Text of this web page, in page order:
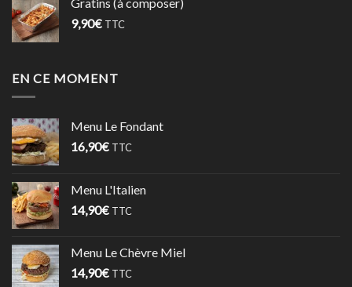
9,90€ TTC
EN CE MOMENT
Menu Le Fondant
16,90€ TTC
Menu L'Italien
14,90€ TTC
Menu Le Chèvre Miel
14,90€ TTC